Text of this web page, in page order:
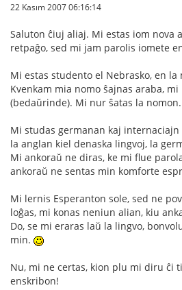
22 Kasım 2007 06:16:14
Saluton ĉiuj aliaj. Mi estas iom nova
retpaĝo, sed mi jam parolis iomete
Mi estas studento el Nebrasko, en la
Kvenkam mia nomo ŝajnas araba,
(bedaŭrinde). Mi nur ŝatas la nomon.
Mi studas germanan kaj
la anglan kiel denaska lingvoj, la
Mi ankoraŭ ne diras, ke mi flue
ankoraŭ ne sentas min komforte
Mi lernis Esperanton sole, sed ne
loĝas, mi konas neniun alian, kiu
Do, se mi eraras laŭ la lingvo,
min.
Nu, mi ne certas, kion plu mi diru ĉi
enskribon!